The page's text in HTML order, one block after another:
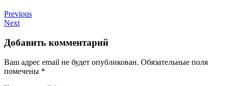
Previous
Next
Добавить комментарий
Ваш адрес email не будет опубликован. Обязательные поля
помечены *